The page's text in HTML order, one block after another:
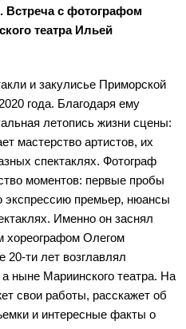
Встреча с фотографом
театра Ильей
и закулисье Приморской
года. Благодаря ему
летопись жизни сцены:
мастерство артистов, их
спектаклях. Фотограф
моментов: первые пробы
экспрессию премьер, нюансы
Именно он заснял
хореографом Олегом
20-ти лет возглавлял
ныне Мариинского театра. На
свои работы, расскажет об
и интересные факты о